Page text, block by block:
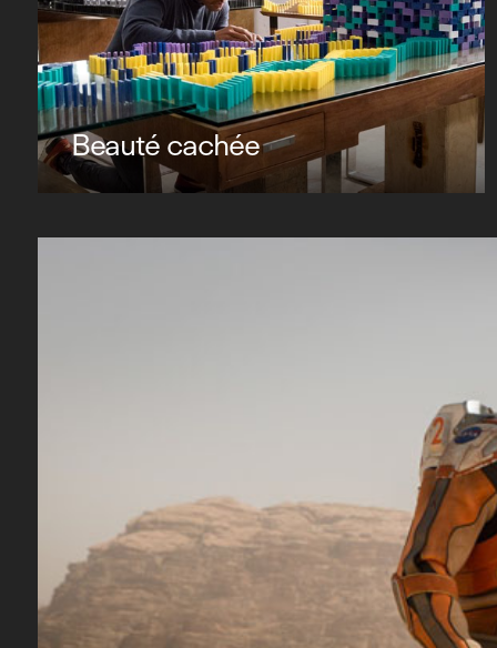
Beauté cachée